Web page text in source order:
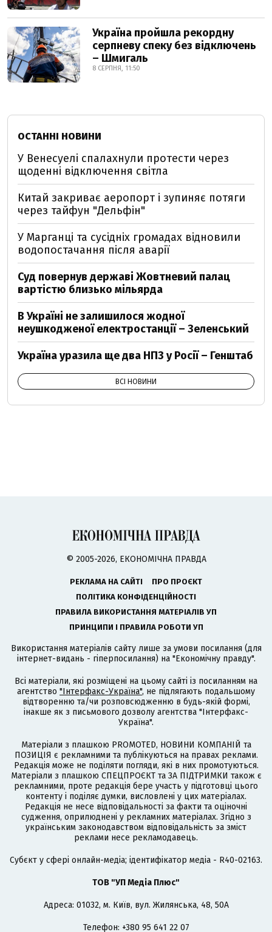
Україна пройшла рекордну
серпневу спеку без відключень
– Шмигаль
8 СЕРПНЯ, 11:50
ОСТАННІ НОВИНИ
У Венесуелі спалахнули протести через
щоденні відключення світла
Китай закриває аеропорт і зупиняє потяги
через тайфун "Дельфін"
У Марганці та сусідніх громадах відновили
водопостачання після аварії
Суд повернув державі Жовтневий палац
вартістю близько мільярда
В Україні не залишилося жодної
неушкодженої електростанції – Зеленський
Україна уразила ще два НПЗ у Росії – Генштаб
ВСІ НОВИНИ
© 2005-2026, ЕКОНОМІЧНА ПРАВДА
РЕКЛАМА НА САЙТІ
ПРО ПРОЄКТ
ПОЛІТИКА КОНФІДЕНЦІЙНОСТІ
ПРАВИЛА ВИКОРИСТАННЯ МАТЕРІАЛІВ УП
ПРИНЦИПИ І ПРАВИЛА РОБОТИ УП
Використання матеріалів сайту лише за умови посилання (для
інтернет-видань - гіперпосилання) на "Економічну правду".
Всі матеріали, які розміщені на цьому сайті із посиланням на
агентство "Інтерфакс-Україна", не підлягають подальшому
відтворенню та/чи розповсюдженню в будь-якій формі,
інакше як з письмового дозволу агентства "Інтерфакс-
Україна".
Матеріали з плашкою PROMOTED, НОВИНИ КОМПАНІЙ та
ПОЗИЦІЯ є рекламними та публікуються на правах реклами.
Редакція може не поділяти погляди, які в них промотуються.
Матеріали з плашкою СПЕЦПРОЄКТ та ЗА ПІДТРИМКИ також є
рекламними, проте редакція бере участь у підготовці цього
контенту і поділяє думки, висловлені у цих матеріалах.
Редакція не несе відповідальності за факти та оціночні
судження, оприлюднені у рекламних матеріалах. Згідно з
українським законодавством відповідальність за зміст
реклами несе рекламодавець.
Cубєкт у сфері онлайн-медіа; ідентифікатор медіа - R40-02163.
ТОВ "УП Медіа Плюс"
Адреса: 01032, м. Київ, вул. Жилянська, 48, 50А
Телефон: +380 95 641 22 07